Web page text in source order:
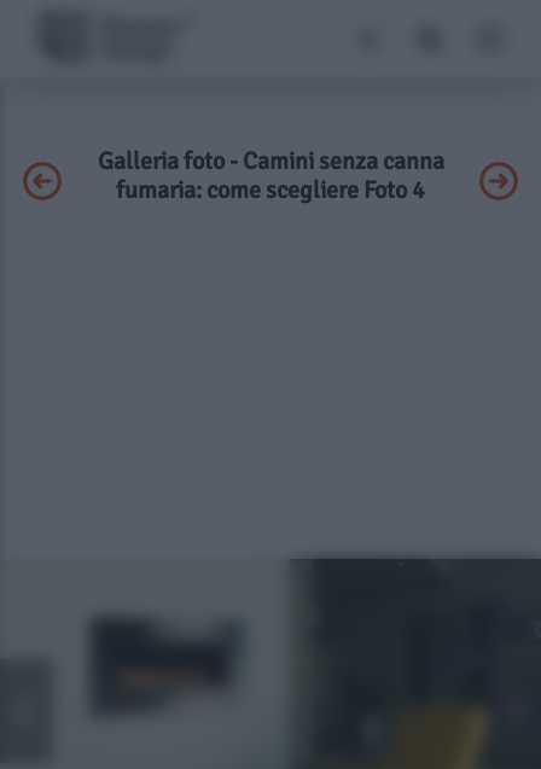
Galleria foto - Camini senza canna
fumaria: come scegliere Foto 4